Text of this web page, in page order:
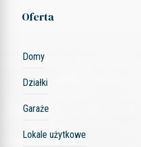
Oferta
Domy
Działki
Garaże
Lokale użytkowe